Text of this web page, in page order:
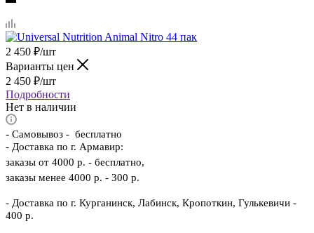
2 450 ₽/шт
Варианты цен
2 450 ₽/шт
Подробности
Нет в наличии
- Самовывоз - бесплатно
- Доставка по г. Армавир:
заказы от 4000 р. - бесплатно,
заказы менее 4000 р. - 300 р.
- Доставка по г. Курганинск, Лабинск, Кропоткин, Гулькевичи -
400 р.